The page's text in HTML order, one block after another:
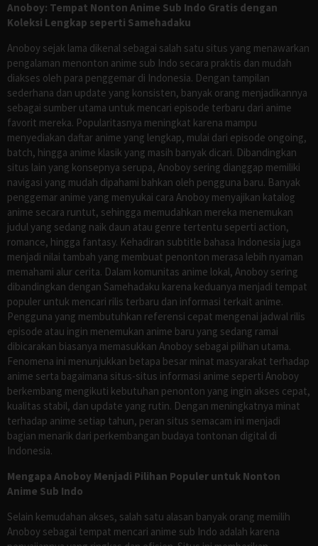
Anoboy: Tempat Nonton Anime Sub Indo Gratis dengan
Koleksi Lengkap seperti Samehadaku
Anoboy sejak lama dikenal sebagai salah satu situs yang menawarkan
pengalaman menonton anime sub Indo secara praktis dan mudah
diakses oleh para penggemar di Indonesia. Dengan tampilan
sederhana dan update yang konsisten, banyak orang menjadikannya
sebagai sumber utama untuk mencari episode terbaru dari anime
favorit mereka. Popularitasnya meningkat karena mampu
menyediakan daftar anime yang lengkap, mulai dari episode ongoing,
batch, hingga anime klasik yang masih banyak dicari. Dibandingkan
situs lain yang konsepnya serupa, Anoboy sering dianggap memiliki
navigasi yang mudah dipahami bahkan oleh pengguna baru. Banyak
penggemar anime yang menyukai cara Anoboy menyajikan katalog
anime secara runtut, sehingga memudahkan mereka menemukan
judul yang sedang naik daun atau genre tertentu seperti action,
romance, hingga fantasy. Kehadiran subtitle bahasa Indonesia juga
menjadi nilai tambah yang membuat penonton merasa lebih nyaman
memahami alur cerita. Dalam komunitas anime lokal, Anoboy sering
dibandingkan dengan Samehadaku karena keduanya menjadi tempat
populer untuk mencari rilis terbaru dan informasi terkait anime.
Pengguna yang membutuhkan referensi cepat mengenai jadwal rilis
episode atau ingin menemukan anime baru yang sedang ramai
dibicarakan biasanya memasukkan Anoboy sebagai pilihan utama.
Fenomena ini menunjukkan betapa besar minat masyarakat terhadap
anime serta bagaimana situs-situs informasi anime seperti Anoboy
berkembang mengikuti kebutuhan penonton yang ingin akses cepat,
kualitas stabil, dan update yang rutin. Dengan meningkatnya minat
terhadap anime setiap tahun, peran situs semacam ini menjadi
bagian menarik dari perkembangan budaya tontonan digital di
Indonesia.
Mengapa Anoboy Menjadi Pilihan Populer untuk Nonton
Anime Sub Indo
Selain kemudahan akses, salah satu alasan banyak orang memilih
Anoboy sebagai tempat mencari anime sub Indo adalah karena